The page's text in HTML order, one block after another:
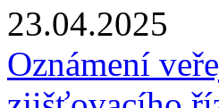
23.04.2025
Oznámení